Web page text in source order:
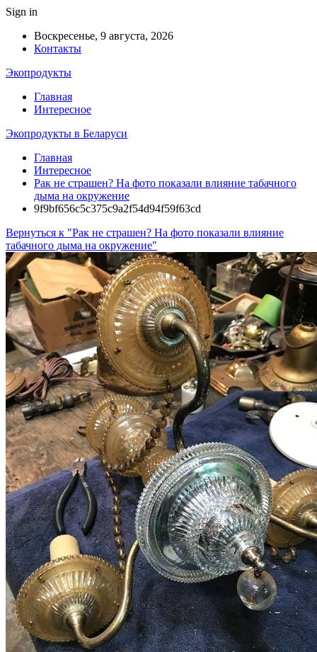
Sign in
Воскресенье, 9 августа, 2026
Контакты
Экопродукты
Главная
Интересное
Экопродукты в Беларуси
Главная
Интересное
Рак не страшен? На фото показали влияние табачного
дыма на окружение
9f9bf656c5c375c9a2f54d94f59f63cd
Вернуться к "Рак не страшен? На фото показали влияние
табачного дыма на окружение"